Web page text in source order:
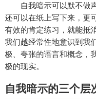
自我暗示可以默不做声
还可以在纸上写下来，更
有效的肯定练习，就能抵
我们越经常性地意识到我
极、夸张的语言和概念，
极的现实。
自我暗示的三个层